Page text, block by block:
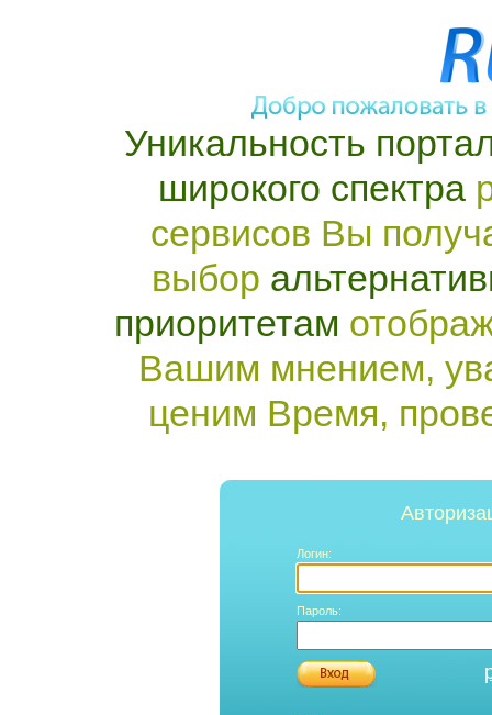
Уникальность
широкого спектра
сервисов Вы
выбор
приоритетам
Вашим мнением,
ценим Время,
Логин:
Пароль: